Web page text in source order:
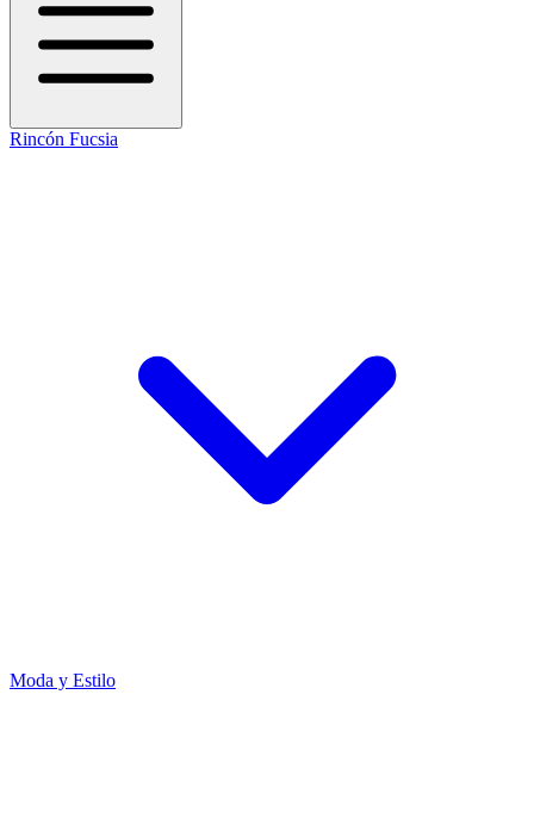
Rincón Fucsia
Moda y Estilo